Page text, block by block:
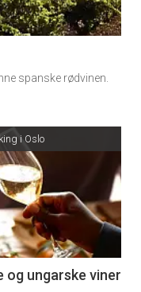
spanske rødvinen.
i Oslo
og ungarske viner